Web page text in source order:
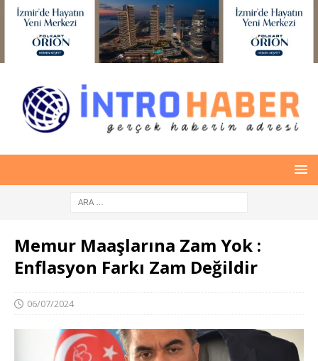
Memur Maaşlarına Zam Yok :
Enflasyon Farkı Zam Değildir
06/07/2024